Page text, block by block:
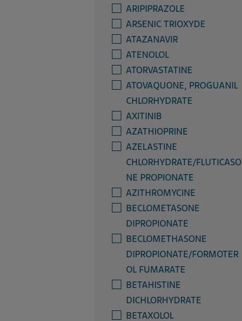
ARIPIPRAZOLE
ARSENIC TRIOXYDE
ATAZANAVIR
ATENOLOL
ATORVASTATINE
ATOVAQUONE, PROGUANIL
CHLORHYDRATE
AXITINIB
AZATHIOPRINE
AZELASTINE
CHLORHYDRATE/FLUTICASO
NE PROPIONATE
AZITHROMYCINE
BECLOMETASONE
DIPROPIONATE
BECLOMETHASONE
DIPROPIONATE/FORMOTER
OL FUMARATE
BETAHISTINE
DICHLORHYDRATE
BETAXOLOL